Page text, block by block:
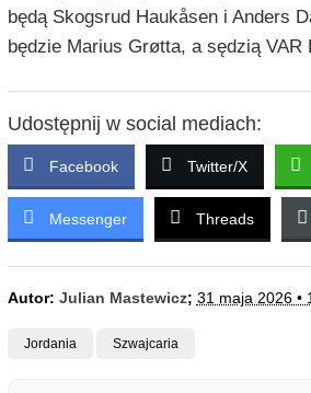
będą Skogsrud Haukåsen i Anders
będzie Marius Grøtta, a sędzią VAR
Udostępnij w social mediach:
Facebook Twitter/X
Messenger Threads
Autor: Julian Mastewicz; 31 maja 2026 •
Jordania Szwajcaria